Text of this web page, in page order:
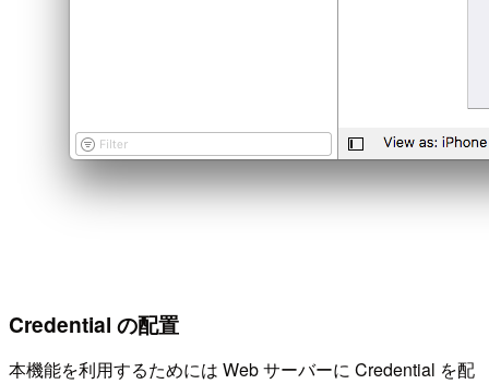
Credential の配置
本機能を利用するためには Web サーバーに Credential を配